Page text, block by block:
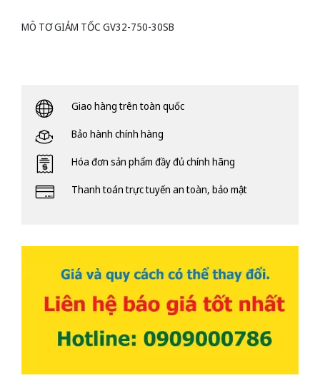
MÔ TƠ GIẢM TỐC GV32-750-30SB
Giao hàng trên toàn quốc
Bảo hành chính hàng
Hóa đơn sản phẩm đầy đủ chính hãng
Thanh toán trực tuyến an toàn, bảo mật